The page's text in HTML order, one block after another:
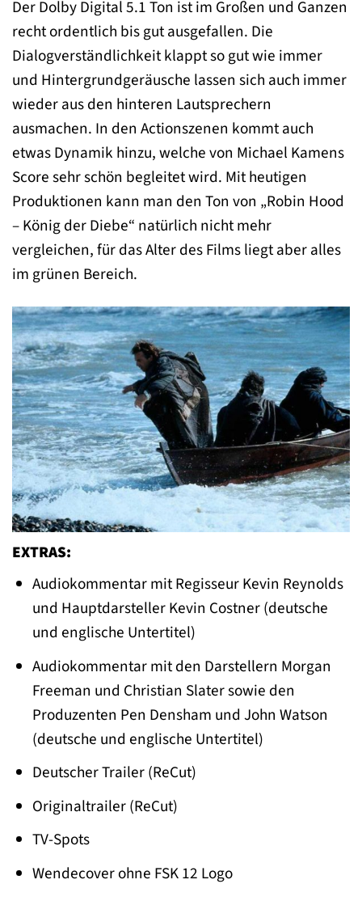
Der Dolby Digital 5.1 Ton ist im Großen und Ganzen
recht ordentlich bis gut ausgefallen. Die
Dialogverständlichkeit klappt so gut wie immer
und Hintergrundgeräusche lassen sich auch immer
wieder aus den hinteren Lautsprechern
ausmachen. In den Actionszenen kommt auch
etwas Dynamik hinzu, welche von Michael Kamens
Score sehr schön begleitet wird. Mit heutigen
Produktionen kann man den Ton von „Robin Hood
– König der Diebe“ natürlich nicht mehr
vergleichen, für das Alter des Films liegt aber alles
im grünen Bereich.
EXTRAS:
Audiokommentar mit Regisseur Kevin Reynolds
und Hauptdarsteller Kevin Costner (deutsche
und englische Untertitel)
Audiokommentar mit den Darstellern Morgan
Freeman und Christian Slater sowie den
Produzenten Pen Densham und John Watson
(deutsche und englische Untertitel)
Deutscher Trailer (ReCut)
Originaltrailer (ReCut)
TV-Spots
Wendecover ohne FSK 12 Logo